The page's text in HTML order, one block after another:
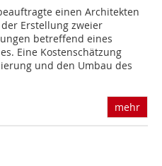
einen Architekten
Erstellung zweier
betreffend eines
Eine Kostenschätzung
und den Umbau des
mehr